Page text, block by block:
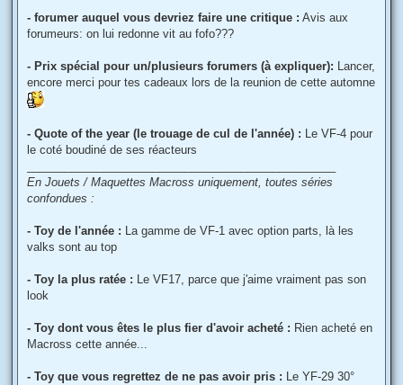
- forumer auquel vous devriez faire une critique : Avis aux
forumeurs: on lui redonne vit au fofo???
- Prix spécial pour un/plusieurs forumers (à expliquer): Lancer,
encore merci pour tes cadeaux lors de la reunion de cette automne
- Quote of the year (le trouage de cul de l'année) : Le VF-4 pour
le coté boudiné de ses réacteurs
En Jouets / Maquettes Macross uniquement, toutes séries
confondues :
- Toy de l'année : La gamme de VF-1 avec option parts, là les
valks sont au top
- Toy la plus ratée : Le VF17, parce que j'aime vraiment pas son
look
- Toy dont vous êtes le plus fier d'avoir acheté : Rien acheté en
Macross cette année...
- Toy que vous regrettez de ne pas avoir pris : Le YF-29 30°